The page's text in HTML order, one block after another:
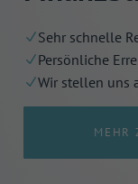
Sehr schnelle
Persönliche
Wir stellen uns
MEHR